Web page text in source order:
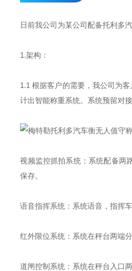
日前我公司为某公司配备托利多
1.架构：
1.1 根据客户的需要，我公司为
计出智能称重系统。系统预留对
视频监控抓拍系统：系统配备两
保存。
语音指挥系统：系统语音，指挥
红外限位系统：系统在秤台两端
道闸控制系统：系统在秤台入口